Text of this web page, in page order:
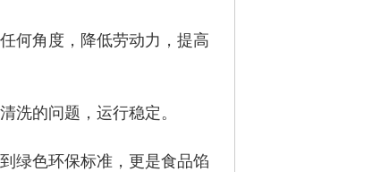
何角度，降低劳动力，提高
洗的问题，运行稳定。
绿色环保标准，更是食品馅